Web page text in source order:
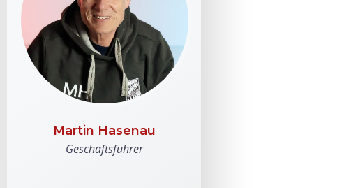
Martin Hasenau
Geschäftsführer